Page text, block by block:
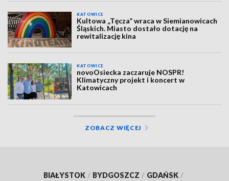
KATOWICE
Kultowa „Tęcza” wraca w Siemianowicach
Śląskich. Miasto dostało dotację na
rewitalizację kina
KATOWICE
novoOsiecka zaczaruje NOSPR!
Klimatyczny projekt i koncert w
Katowicach
ZOBACZ WIĘCEJ
BIAŁYSTOK / BYDGOSZCZ / GDAŃSK /